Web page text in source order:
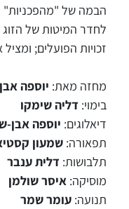
הבמה של "מהפכניות"
לחדר המיטות של
זכויות הפועלים;
מחזה מאת: יוספה
בימוי: דליה שימקו
דיאלוגים: יוספה אבן-
תפאורה: שמעון
תלבושות: דלית ענבר
מוסיקה: איסר שולמן
תנועה: עומר שמר